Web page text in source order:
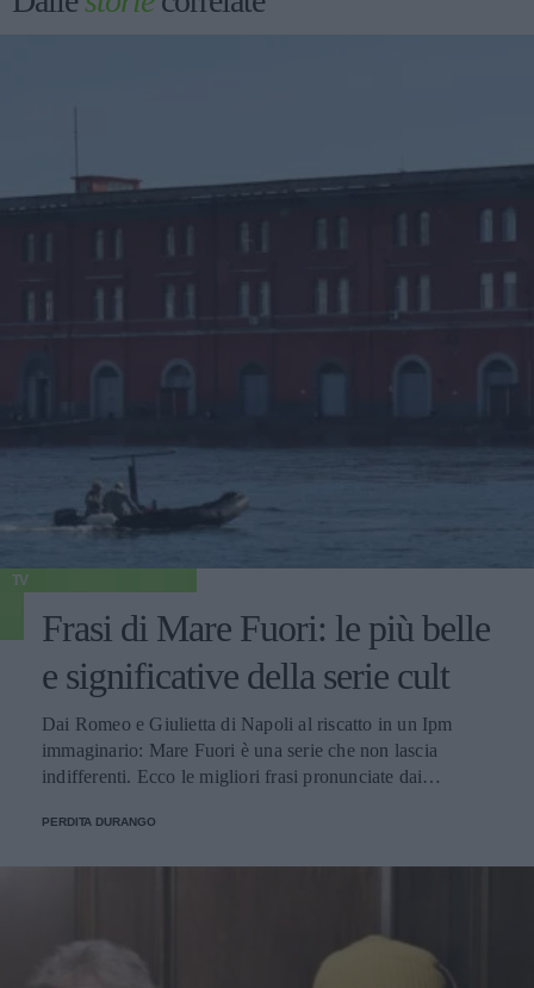
TV
Frasi di Mare Fuori: le più belle
e significative della serie cult
Dai Romeo e Giulietta di Napoli al riscatto in un Ipm
immaginario: Mare Fuori è una serie che non lascia
indifferenti. Ecco le migliori frasi pronunciate dai
PERDITA DURANGO